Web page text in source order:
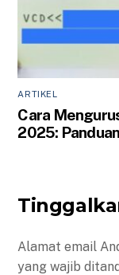
ARTIKEL
Cara
2025:
Alamat email
yang wajib